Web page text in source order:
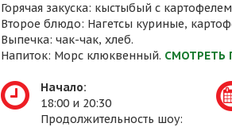
Горячая закуска: кыстыбый с
Второе блюдо: Нагетсы куриные,
Выпечка: чак-чак, хлеб.
Напиток: Морс клюквенный. СМОТРЕТЬ
Начало:
18:00 и 20:30
Продолжительность шоу: